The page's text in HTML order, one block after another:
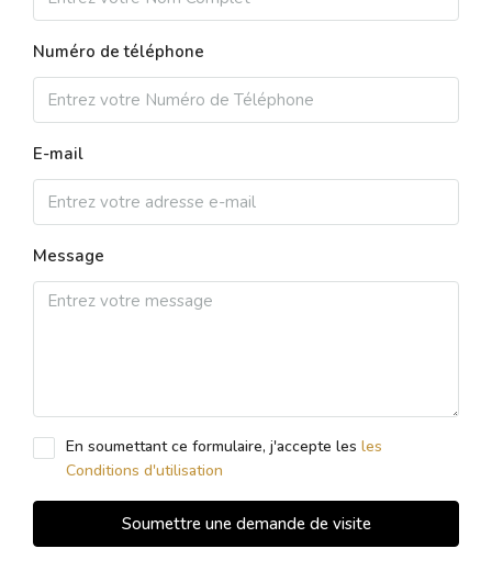
Numéro de téléphone
E-mail
Message
En soumettant ce formulaire, j'accepte les les
Conditions d'utilisation
Soumettre une demande de visite